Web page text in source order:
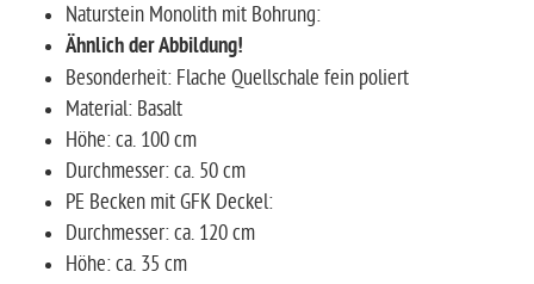
Naturstein Monolith mit Bohrung:
Ähnlich der Abbildung!
Besonderheit: Flache Quellschale fein poliert
Material: Basalt
Höhe: ca. 100 cm
Durchmesser: ca. 50 cm
PE Becken mit GFK Deckel:
Durchmesser: ca. 120 cm
Höhe: ca. 35 cm